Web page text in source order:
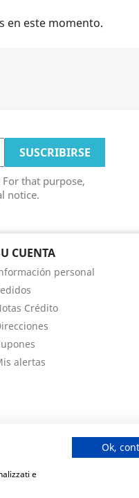
sociales y analizar el
con otra
en este momento.
that purpose,
notice.
CUENTA
personal
Crédito
alertas
by Ecocart S.p.A.
e
Ok,